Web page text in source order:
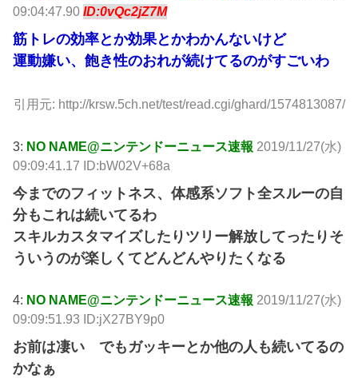
09:04:47.90ID:0vQc2jZ7M
筋トレの効率とか効果とかわかんないけど
運動嫌い、飽き性のおれが続けてるのがすごいわ
引用元: http://krsw.5ch.net/test/read.cgi/ghard/1574813087/
3: NO NAME@ニンテンドーニュース速報 2019/11/27(水)
09:09:41.17 ID:bW02V+68a
今までのフィットネス、体感系ソフト全スルーの自
分もこれは続いてるわ
スキルカスタマイズしたりツリー解放してったりそ
ういうのが楽しくてどんどんやりたくなる
4: NO NAME@ニンテンドーニュース速報 2019/11/27(水)
09:09:51.93 ID:jX27BY9p0
お前は凄い でもガッキーとか他の人も続いてるの
かなぁ